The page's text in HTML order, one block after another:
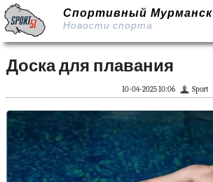
Спортивный Мурманск
Новости спорта
Доска для плавания
Sport
10-04-2025 10:06